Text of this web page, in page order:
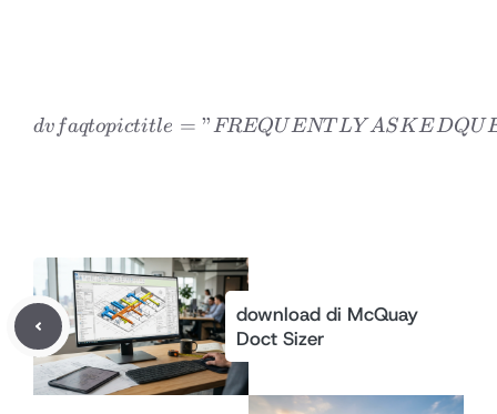
dvfaqtopic
dv faqtopictitle = ”FREQUENT LY ASKEDQU
download di McQuay
Doct Sizer